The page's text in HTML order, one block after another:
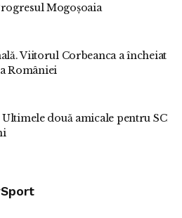
Mogoșoaia
Viitorul Corbeanca a încheiat
României
două amicale pentru SC